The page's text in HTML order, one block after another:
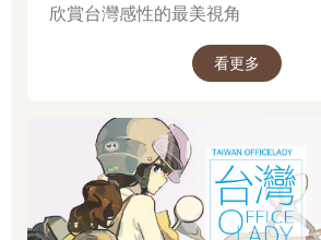
（宛綺點點頭，覺得導演剛剛示範的一切神
宛綺：知道了，我覺得很有感覺。謝謝導演
一諾：剛剛都錄下來了嗎？
（靜芳一直都還閉著眼睛，喘息著。）
一諾：（引導式的語言）好，慢慢地，慢
（靜芳慢慢睜開眼睛。）
一諾：（對靜芳）感覺怎麼樣？
欣賞台灣感性的最美視角
看更多